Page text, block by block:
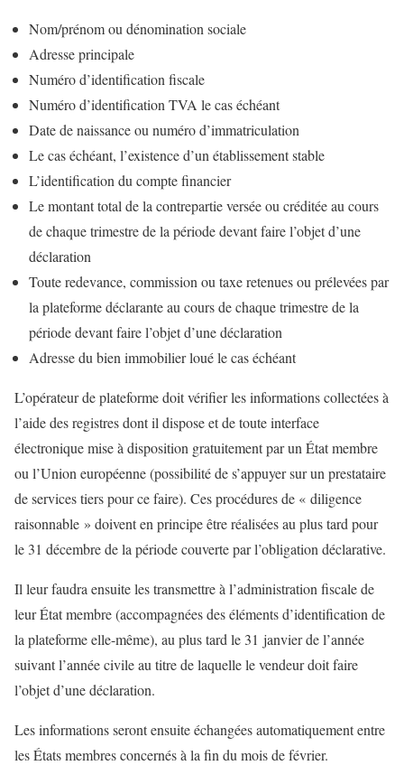
Nom/prénom ou dénomination sociale
Adresse principale
Numéro d’identification fiscale
Numéro d’identification TVA le cas échéant
Date de naissance ou numéro d’immatriculation
Le cas échéant, l’existence d’un établissement stable
L’identification du compte financier
Le montant total de la contrepartie versée ou créditée au cours
de chaque trimestre de la période devant faire l’objet d’une
déclaration
Toute redevance, commission ou taxe retenues ou prélevées par
la plateforme déclarante au cours de chaque trimestre de la
période devant faire l’objet d’une déclaration
Adresse du bien immobilier loué le cas échéant
L’opérateur de plateforme doit vérifier les informations collectées à
l’aide des registres dont il dispose et de toute interface
électronique mise à disposition gratuitement par un État membre
ou l’Union européenne (possibilité de s’appuyer sur un prestataire
de services tiers pour ce faire). Ces procédures de « diligence
raisonnable » doivent en principe être réalisées au plus tard pour
le 31 décembre de la période couverte par l’obligation déclarative.
Il leur faudra ensuite les transmettre à l’administration fiscale de
leur État membre (accompagnées des éléments d’identification de
la plateforme elle-même), au plus tard le 31 janvier de l’année
suivant l’année civile au titre de laquelle le vendeur doit faire
l’objet d’une déclaration.
Les informations seront ensuite échangées automatiquement entre
les États membres concernés à la fin du mois de février.